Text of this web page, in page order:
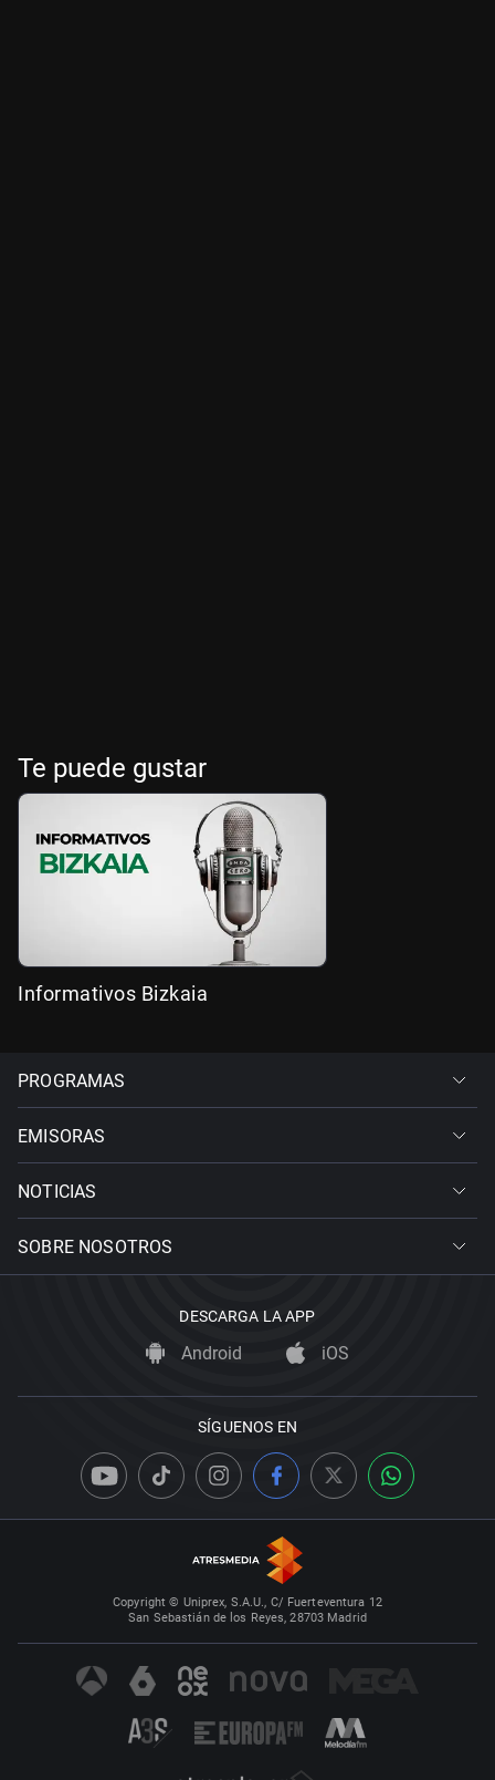
Te puede gustar
Informativos Bizkaia
PROGRAMAS
EMISORAS
NOTICIAS
SOBRE NOSOTROS
DESCARGA LA APP
Android iOS
SÍGUENOS EN
Copyright © Uniprex, S.A.U., C/ Fuerteventura 12
San Sebastián de los Reyes, 28703 Madrid